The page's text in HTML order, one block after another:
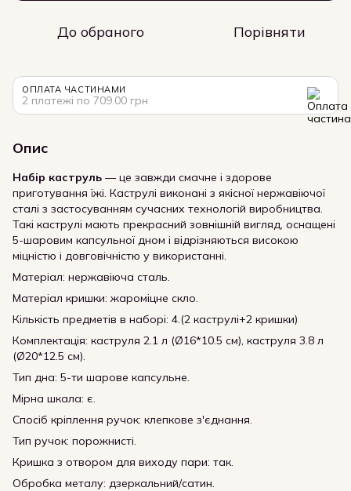
До обраного Порівняти
ОПЛАТА ЧАСТИНАМИ
2 платежі по 709.00 грн
Опис
Набір каструль — це завжди смачне і здорове
приготування їжі. Каструлі виконані з якісної нержавіючої
сталі з застосуванням сучасних технологій виробництва.
Такі каструлі мають прекрасний зовнішній вигляд, оснащені
5-шаровим капсульної дном і відрізняються високою
міцністю і довговічністю у використанні.
Матеріал: нержавіюча сталь.
Матеріал кришки: жароміцне скло.
Кількість предметів в наборі: 4.(2 каструлі+2 кришки)
Комплектація: каструля 2.1 л (Ø16*10.5 см), каструля 3.8 л
(Ø20*12.5 см).
Тип дна: 5-ти шарове капсульне.
Мірна шкала: є.
Спосіб кріплення ручок: клепкове з'єднання.
Тип ручок: порожнисті.
Кришка з отвором для виходу пари: так.
Обробка металу: дзеркальний/сатин.